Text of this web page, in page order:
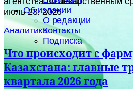
Об издании
О редакции
Контакты
Подписка
июль 23, 2026
Аналитика
Что происходит с
Казахстана: главные
квартала 2026 года